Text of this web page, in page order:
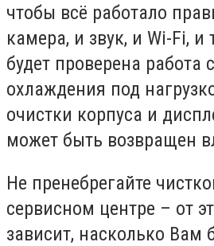
чтобы всё работало
камера, и звук, и Wi-Fi, и
будет проверена работа
охлаждения под
очистки корпуса и
может быть возвращен
Не пренебрегайте
сервисном центре – от
зависит, насколько Вам